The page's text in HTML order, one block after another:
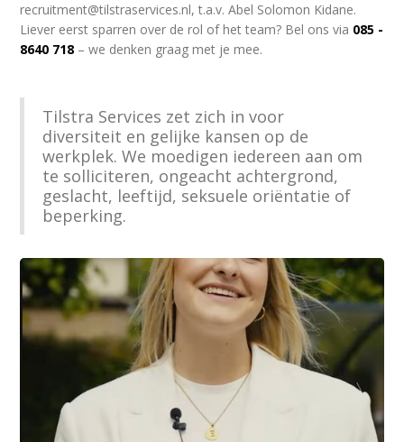
recruitment@tilstraservices.nl, t.a.v. Abel Solomon Kidane.
Liever eerst sparren over de rol of het team? Bel ons via 085 -
8640 718 – we denken graag met je mee.
Tilstra Services zet zich in voor
diversiteit en gelijke kansen op de
werkplek. We moedigen iedereen aan om
te solliciteren, ongeacht achtergrond,
geslacht, leeftijd, seksuele oriëntatie of
beperking.